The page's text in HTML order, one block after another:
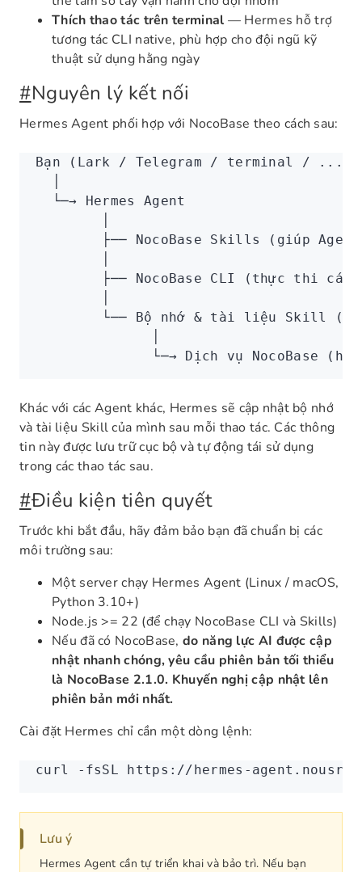
Thích thao tác trên terminal — Hermes hỗ trợ
tương tác CLI native, phù hợp cho đội ngũ kỹ
thuật sử dụng hằng ngày
#Nguyên lý kết nối
Hermes Agent phối hợp với NocoBase theo cách sau:
Bạn (Lark / Telegram / terminal / ...)
  └─→ Hermes Agent
├── NocoBase Skills (giúp
├── NocoBase CLI (thực thi các
└── Bộ nhớ & tài liệu Skill
└─→ Dịch vụ NocoBase (hệ
Khác với các Agent khác, Hermes sẽ cập nhật bộ nhớ
và tài liệu Skill của mình sau mỗi thao tác. Các thông
tin này được lưu trữ cục bộ và tự động tái sử dụng
trong các thao tác sau.
#Điều kiện tiên quyết
Trước khi bắt đầu, hãy đảm bảo bạn đã chuẩn bị các
môi trường sau:
Một server chạy Hermes Agent (Linux / macOS,
Python 3.10+)
Node.js >= 22 (để chạy NocoBase CLI và Skills)
Nếu đã có NocoBase, do năng lực AI được cập
nhật nhanh chóng, yêu cầu phiên bản tối thiểu
là NocoBase 2.1.0. Khuyến nghị cập nhật lên
phiên bản mới nhất.
Cài đặt Hermes chỉ cần một dòng lệnh:
curl -fsSL https://hermes-
Lưu ý
Hermes Agent cần tự triển khai và bảo trì. Nếu bạn